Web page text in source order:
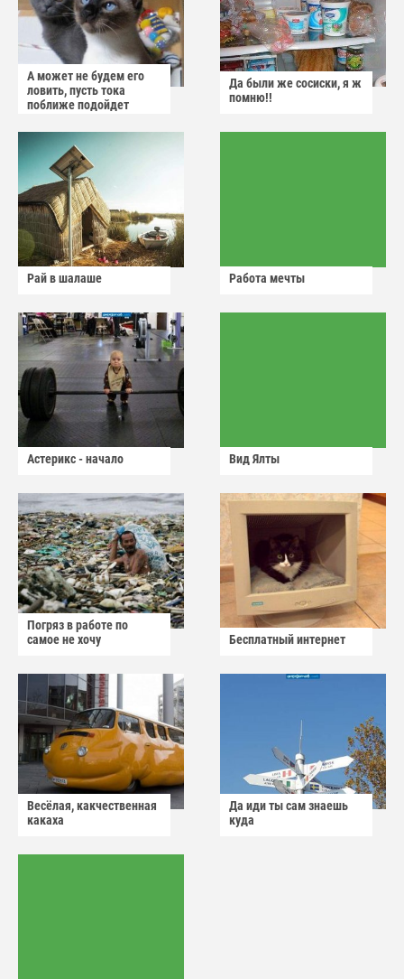
А может не будем его
ловить, пусть тока
поближе подойдет
Да были же сосиски, я ж
помню!!
Рай в шалаше Работа мечты
Астерикс - начало Вид Ялты
Погряз в работе по
самое не хочу
Бесплатный интернет
Весёлая, какчественная
какаха
Да иди ты сам знаешь
куда